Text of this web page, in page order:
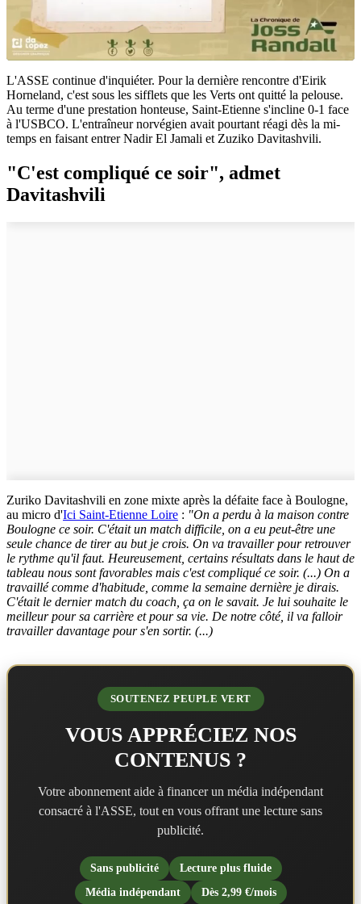
L'ASSE continue d'inquiéter. Pour la dernière rencontre d'Eirik
Horneland, c'est sous les sifflets que les Verts ont quitté la pelouse.
Au terme d'une prestation honteuse, Saint-Etienne s'incline 0-1 face
à l'USBCO. L'entraîneur norvégien avait pourtant réagi dès la mi-
temps en faisant entrer Nadir El Jamali et Zuziko Davitashvili.
"C'est compliqué ce soir", admet
Davitashvili
Zuriko Davitashvili en zone mixte après la défaite face à Boulogne,
au micro d'Ici Saint-Etienne Loire : "On a perdu à la maison contre
Boulogne ce soir. C'était un match difficile, on a eu peut-être une
seule chance de tirer au but je crois. On va travailler pour retrouver
le rythme qu'il faut. Heureusement, certains résultats dans le haut de
tableau nous sont favorables mais c'est compliqué ce soir. (...) On a
travaillé comme d'habitude, comme la semaine dernière je dirais.
C'était le dernier match du coach, ça on le savait. Je lui souhaite le
meilleur pour sa carrière et pour sa vie. De notre côté, il va falloir
travailler davantage pour s'en sortir. (...)
SOUTENEZ PEUPLE VERT
VOUS APPRÉCIEZ NOS
CONTENUS ?
Votre abonnement aide à financer un média indépendant
consacré à l'ASSE, tout en vous offrant une lecture sans
publicité.
Sans publicité
Lecture plus fluide
Média indépendant
Dès 2,99 €/mois